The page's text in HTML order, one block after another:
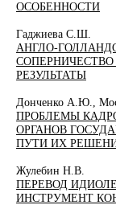
ОСОБЕННОСТИ
Гаджиева С.Ш.
АНГЛО-
СОПЕРНИЧЕСТВО
РЕЗУЛЬТАТЫ
Донченко А.Ю.,
ПРОБЛЕМЫ
ОРГАНОВ
ПУТИ ИХ
Жулебин Н.В.
ПЕРЕВОД
ИНСТРУМЕНТ